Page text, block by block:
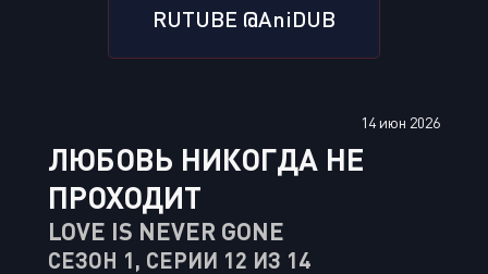
RUTUBE @AniDUB
14 июн 2026
ЛЮБОВЬ НИКОГДА НЕ
ПРОХОДИТ
LOVE IS NEVER GONE
СЕЗОН 1, СЕРИИ 12 ИЗ 14